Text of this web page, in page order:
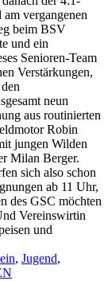
vergangenen
beim BSV
und ein
Senioren-Team
Verstärkungen,
neun
aus routinierten
Robin
jungen Wilden
Milan Berger.
sich also schon
ab 11 Uhr,
des GSC möchten
Vereinswirtin
und
, Jugend,